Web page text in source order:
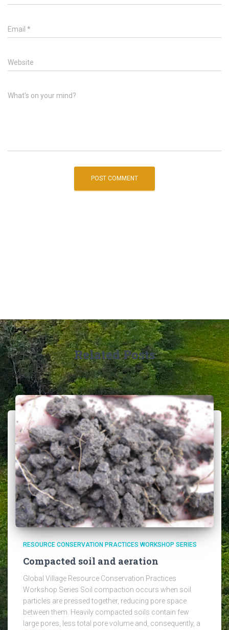
Email *
Website
What's on your mind?
Related Posts
RESOURCE CONSERVATION PRACTICES WORKSHOP SERIES
Compacted soil and aeration
Global Village Resource Conservation Practices
Workshop Series Soil compaction occurs when soil
particles are pressed together, reducing pore space
between them. Heavily compacted soils contain few
large pores, less total pore volume and, consequently, a